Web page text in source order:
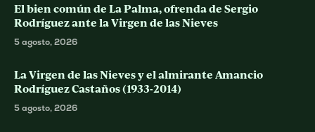
El bien común de La Palma, ofrenda de Sergio
Rodríguez ante la Virgen de las Nieves
5 agosto, 2026
La Virgen de las Nieves y el almirante Amancio
Rodríguez Castaños (1933-2014)
5 agosto, 2026